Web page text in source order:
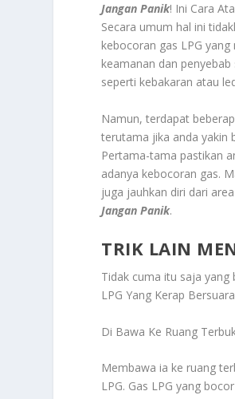
Jangan Panik! Ini Cara
Secara umum hal ini
kebocoran gas LPG
keamanan dan
seperti kebakaran atau
Namun, terdapat
terutama jika anda yakin
Pertama-tama pastikan
adanya kebocoran gas.
juga jauhkan diri dari
Jangan Panik.
TRIK LAIN
Tidak cuma itu saja yang
LPG Yang Kerap Bersuara
Di Bawa Ke Ruang
Membawa ia ke ruang
LPG. Gas LPG yang